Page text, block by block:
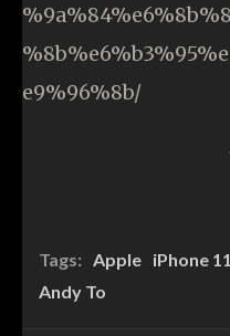
e9%96%8b/
Tags: Apple iPhone
Andy To